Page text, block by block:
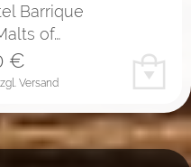
Barrique
of…
Versand
€